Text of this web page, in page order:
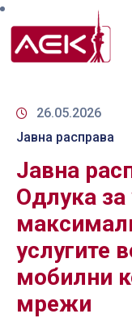
ЗА
ДОКУМЕНТИ
РФ
СПЕКТАР
ТЕЛЕКОМУНИКАЦИИ
НА
26.05.2026
Јавна расправа
Јавна
Одлука
услугите
мобилни
мрежи